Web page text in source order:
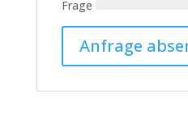
Frage